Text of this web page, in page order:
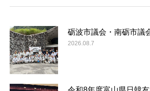
砺波市議会・南砺市議
2026.08.7